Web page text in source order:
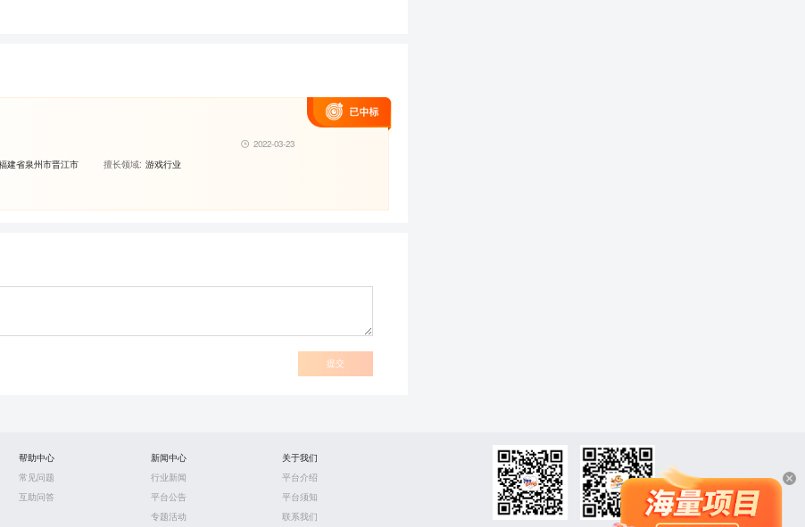
2022-03-23
建省泉州市晋江市 擅长领域: 游戏行业
提交
帮助中心
常见问题
互助问答
新闻中心
行业新闻
平台公告
专题活动
关于我们
平台介绍
平台须知
联系我们